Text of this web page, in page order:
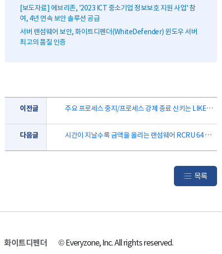
[보도자료] 에브리존, '2023 ICT 중소기업 정보보호 지원 사업' 참
여, 4년 연속 보안 솔루션 공급
서버 랜섬웨어 보안, 화이트디펜더(WhiteDefender) 윈도우 서버
최고의 품질 인증
이전글 주요 프로세스 중지/프로세스 강제 종료 신키는 LIKEAHORSE 랜섬웨어
다음글 시간이 지날수록 금액을 올리는 랜섬웨어 RCRU 64 분석
목록
화이트디펜더 © Everyzone, Inc. All rights reserved.